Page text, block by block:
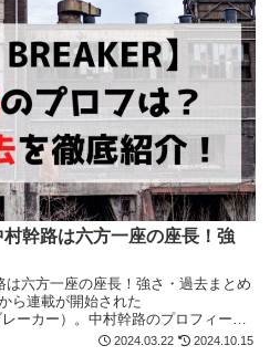
幹路は六方一座の座長！強
は六方一座の座長！強さ・過去まとめ
ら連載が開始された
ーカー）。中村幹路のプロフィール
になる方は最後まで必見！
2024.03.22 2024.10.15